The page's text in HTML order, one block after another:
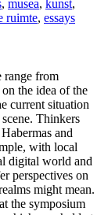
, musea, kunst,
ruimte, essays
range from
the idea of the
current situation
Thinkers
and
with local
digital world and
perspectives on
might mean.
the symposium